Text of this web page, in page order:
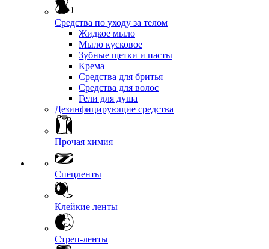
Средства по уходу за телом
Жидкое мыло
Мыло кусковое
Зубные щетки и пасты
Крема
Средства для бритья
Средства для волос
Гели для душа
Дезинфицирующие средства
Прочая химия
Спецленты
Клейкие ленты
Стреп-ленты